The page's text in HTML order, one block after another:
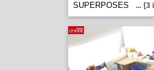
SUPERPOSES
... [3